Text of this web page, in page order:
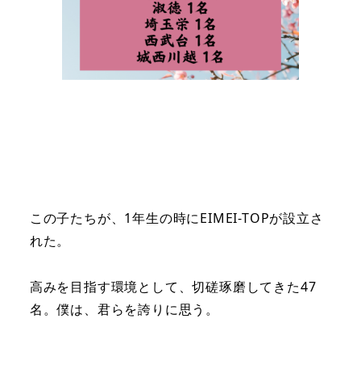
この子たちが、1年生の時にEIMEI-TOPが設立さ
れた。
高みを目指す環境として、切磋琢磨してきた47
名。僕は、君らを誇りに思う。